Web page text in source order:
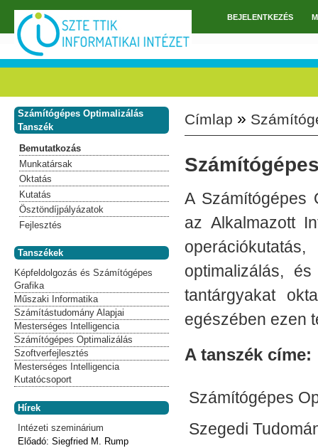
Ugrás a tartalomra
FőmenüBEJELENTKEZÉS
Jelenlegi hely
Címlap »
A Számítógépes
az Alkalmazott
optimalizálás,
tantárgyakat
egészében ezen
A tanszék címe:
Számítógépes
Szegedi
Számítógépes Optimalizálás
Tanszék
Bemutatkozás
Munkatársak
Oktatás
Kutatás
Ösztöndíjpályázatok
Fejlesztés
Tanszékek
Képfeldolgozás és Számítógépes
Grafika
Műszaki Informatika
Számítástudomány Alapjai
Mesterséges Intelligencia
Számítógépes Optimalizálás
Szoftverfejlesztés
Mesterséges Intelligencia
Kutatócsoport
Hírek
Intézeti szeminárium
Előadó:Siegfried M. Rump